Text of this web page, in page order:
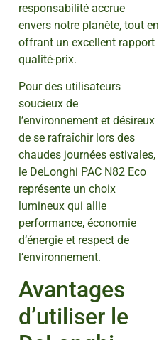
responsabilité accrue
envers notre planète, tout en
offrant un excellent rapport
qualité-prix.
Pour des utilisateurs
soucieux de
l’environnement et désireux
de se rafraîchir lors des
chaudes journées estivales,
le DeLonghi PAC N82 Eco
représente un choix
lumineux qui allie
performance, économie
d’énergie et respect de
l’environnement.
Avantages
d’utiliser le